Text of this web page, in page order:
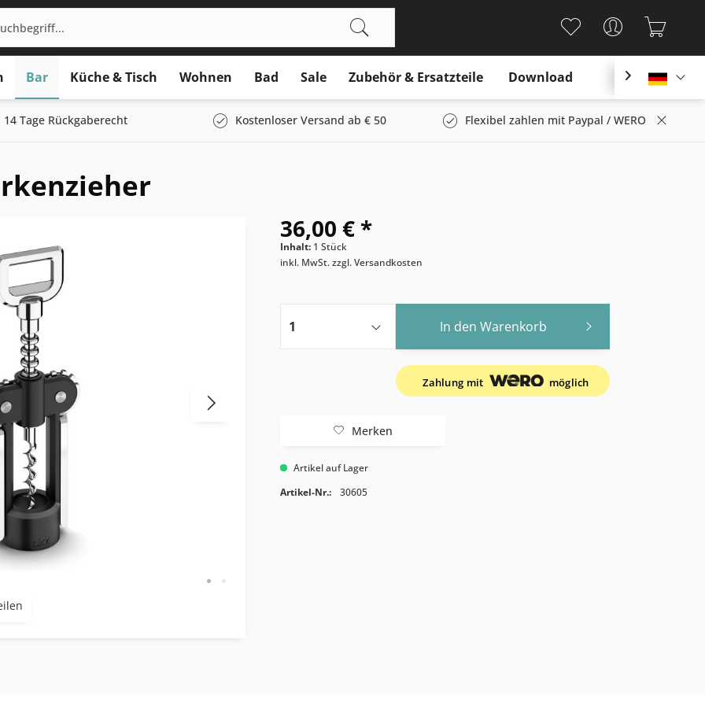
Bar Küche & Tisch Wohnen Bad Sale Zubehör & Ersatzteile Download 
14 Tage Rückgaberecht Kostenloser Versand ab € 50 Flexibel zahlen mit Paypal / WERO
36,00 € *
Inhalt: 1 Stück
inkl. MwSt.zzgl. Versandkosten
In den Warenkorb
Zahlung mit möglich
Merken
Artikel auf Lager
Artikel-Nr.:
30605